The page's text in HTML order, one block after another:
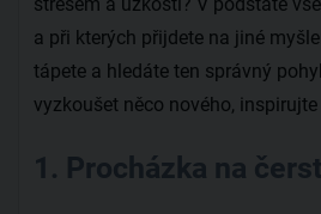
a při kterých přijdete na jiné
tápete a hledáte ten správný
vyzkoušet něco nového, inspirujte
1. Procházka na